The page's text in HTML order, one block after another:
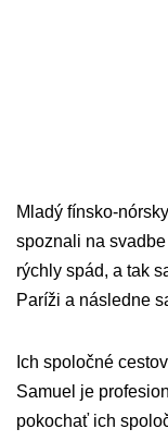
Mladý fínsko-
spoznali na
rýchly spád, a tak
Paríži a následne
Ich spoločné
Samuel je
pokochať ich